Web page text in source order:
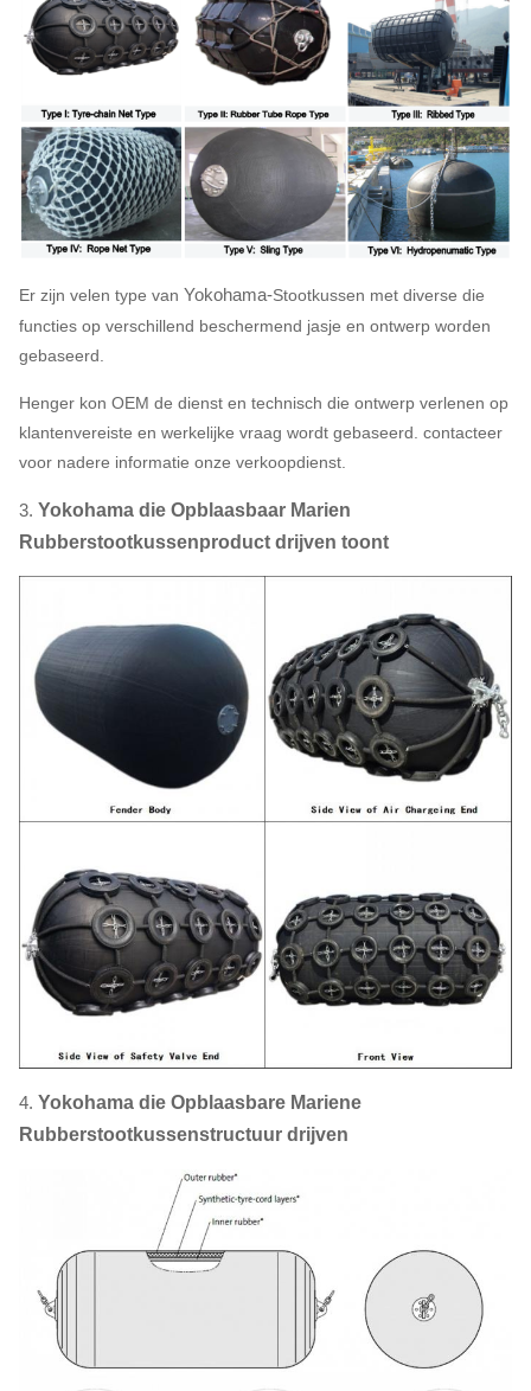
Er zijn velen type van Yokohama-Stootkussen met diverse die
functies op verschillend beschermend jasje en ontwerp worden
gebaseerd.
Henger kon OEM de dienst en technisch die ontwerp verlenen op
klantenvereiste en werkelijke vraag wordt gebaseerd. contacteer
voor nadere informatie onze verkoopdienst.
3. Yokohama die Opblaasbaar Marien
Rubberstootkussenproduct drijven toont
4. Yokohama die Opblaasbare Mariene
Rubberstootkussenstructuur drijven